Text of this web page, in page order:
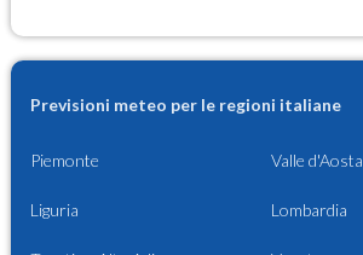
Previsioni meteo per le regioni italiane
Piemonte Valle d'Aosta
Liguria Lombardia